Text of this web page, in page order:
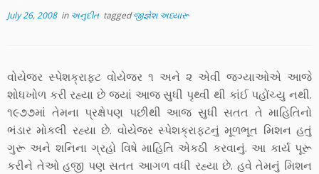
July 26, 2008in અનુદીત taggedજીજ્ઞેશ અધ્યારૂ
વોયેજર સ્પેશક્રાફ્ટ વોયેજર ૧ અને ૨ એવી જગ્યાઓએ આજે
શોધખોળ કરી રહ્યા છે જ્યાં આજ સુધી પૃથ્વી થી કાંઈ પહોંચ્યુ નથી.
૧૯૭૭માં તેમના પ્રક્ષેપણ પછીથી આજ સુધી સતત તે માહિતિનો
ભંડાર મોકલી રહ્યા છે. વોયેજર સ્પેશક્રાફ્ટનું મૂળભૂત મિશન હતું
ગુરૂ અને શનિના ગ્રહો વિષે માહિતિ એકઠી કરવાનું. આ કાર્ય પૂરૂ
કરીને તેઓ હજી પણ સતત આગળ વધી રહ્યા છે. હવે તેમનું મિશન